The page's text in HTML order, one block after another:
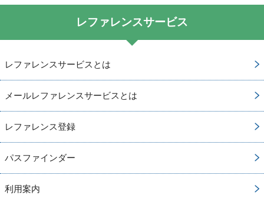
レファレンスサービス
レファレンスサービスとは
メールレファレンスサービスとは
レファレンス登録
パスファインダー
利用案内